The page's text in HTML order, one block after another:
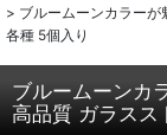
> ブルームーンカラー
各種 5個入り
ブルームーンカ
高品質 ガラスス